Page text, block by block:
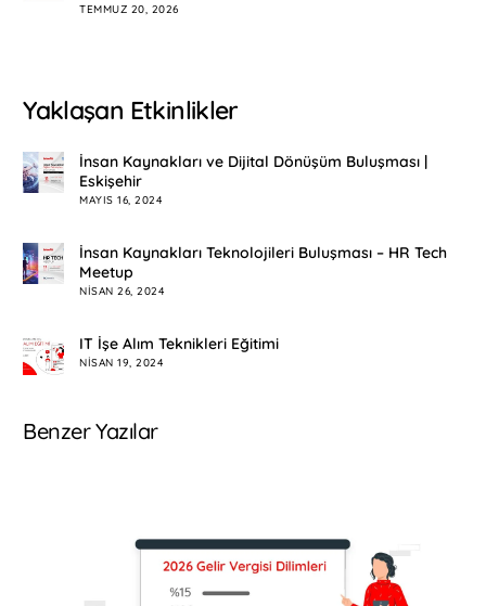
TEMMUZ 20, 2026
Yaklaşan Etkinlikler
İnsan Kaynakları ve Dijital Dönüşüm Buluşması |
Eskişehir
MAYIS 16, 2024
İnsan Kaynakları Teknolojileri Buluşması – HR Tech
Meetup
NISAN 26, 2024
IT İşe Alım Teknikleri Eğitimi
NISAN 19, 2024
Benzer Yazılar